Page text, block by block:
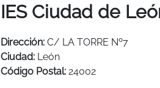
IES Ciudad de
Dirección: C/ LA TORRE Nº7
Ciudad: León
Código Postal: 24002